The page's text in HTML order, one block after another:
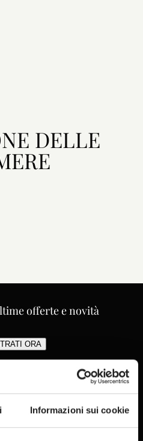
Informazioni sui cookie
DELLE
offerte e novità
ORA